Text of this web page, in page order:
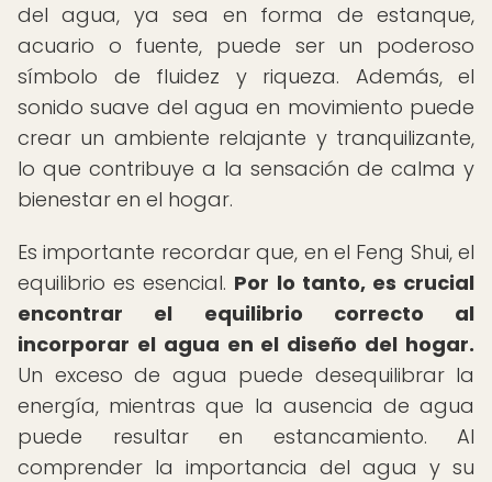
del agua, ya sea en forma de estanque,
acuario o fuente, puede ser un poderoso
símbolo de fluidez y riqueza. Además, el
sonido suave del agua en movimiento puede
crear un ambiente relajante y tranquilizante,
lo que contribuye a la sensación de calma y
bienestar en el hogar.
Es importante recordar que, en el Feng Shui, el
equilibrio es esencial. Por lo tanto, es crucial
encontrar el equilibrio correcto al
incorporar el agua en el diseño del hogar.
Un exceso de agua puede desequilibrar la
energía, mientras que la ausencia de agua
puede resultar en estancamiento. Al
comprender la importancia del agua y su